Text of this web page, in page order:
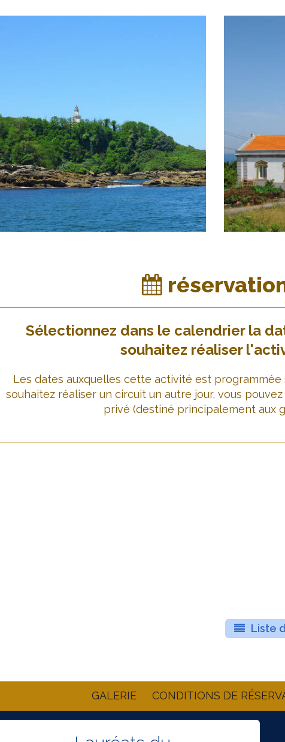
Sélectionnez dans le calendrier la
souhaitez réaliser
Les dates auxquelles cette activité est programmée
souhaitez réaliser un circuit un autre jour, vous
privé (destiné principalement aux
Liste
GALERIE CONDITIONS DE